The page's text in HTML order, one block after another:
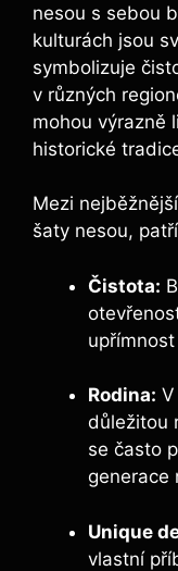
nesou s sebou
kulturách jsou
symbolizuje
v různých
mohou výrazně
historické
Mezi
šaty nesou,
Čistota:
Rodina:
důležitou
se často
generace
Unique
vlastní